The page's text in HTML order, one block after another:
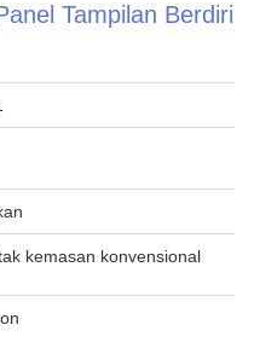
Tampilan Berdiri
kemasan konvensional